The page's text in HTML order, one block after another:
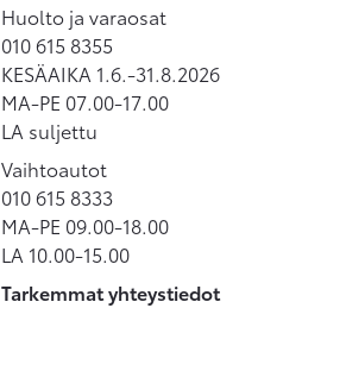
Huolto ja varaosat
010 615 8355
KESÄAIKA 1.6.-31.8.2026
MA-PE 07.00-17.00
LA suljettu
Vaihtoautot
010 615 8333
MA-PE 09.00-18.00
LA 10.00-15.00
Tarkemmat yhteystiedot